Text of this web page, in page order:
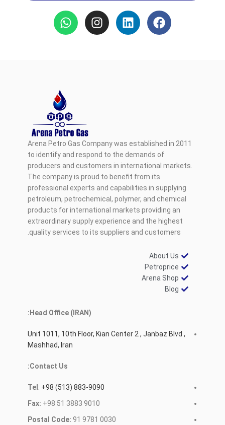
Arena Petro Gas Company was established in 2011
to identify and respond to the demands of
producers and customers in international markets.
The company is proud to benefit from its
professional experts and capabilities in supplying
petroleum, petrochemical, polymer, and chemical
products for international markets providing an
extraordinary supply experience and the highest
quality services to its suppliers and customers.
About Us
Petroprice
Arena Shop
Blog
Head Office (IRAN):
Unit 1011, 10th Floor, Kian Center 2 , Janbaz Blvd ,
Mashhad, Iran
Contact Us:
Tel : +98 (513) 883-9090
Fax: +98 51 3883 9010
Postal Code: 91 9781 0030